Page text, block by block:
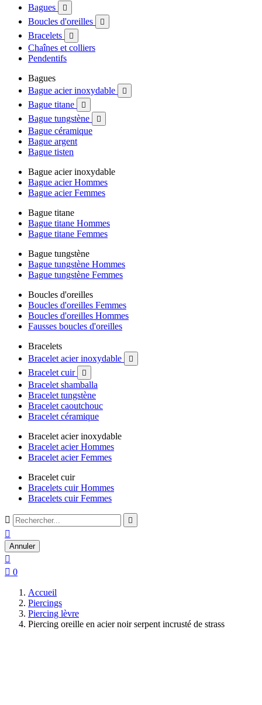
Bagues

Boucles d'oreilles 
Bracelets 
Chaînes et colliers
Pendentifs
Bagues
Bague acier inoxydable

Bague titane 
Bague tungstène 
Bague céramique
Bague argent
Bague tisten
Bague acier inoxydable
Bague acier Hommes
Bague acier Femmes
Bague titane
Bague titane Hommes
Bague titane Femmes
Bague tungstène
Bague tungstène Hommes
Bague tungstène Femmes
Boucles d'oreilles
Boucles d'oreilles Femmes
Boucles d'oreilles Hommes
Fausses boucles d'oreilles
Bracelets
Bracelet acier inoxydable

Bracelet cuir 
Bracelet shamballa
Bracelet tungstène
Bracelet caoutchouc
Bracelet céramique
Bracelet acier inoxydable
Bracelet acier Hommes
Bracelet acier Femmes
Bracelet cuir
Bracelets cuir Hommes
Bracelets cuir Femmes
 

Annuler

 0
Accueil
Piercings
Piercing lèvre
Piercing oreille en acier noir serpent incrusté de strass